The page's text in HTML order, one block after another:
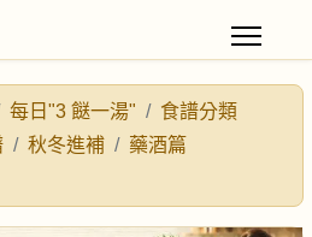
每日"3 餸一湯"
食譜分類
秋冬進補
藥酒篇